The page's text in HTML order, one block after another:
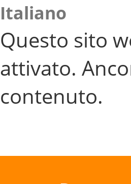
Italiano
Questo sito
attivato.
contenuto.